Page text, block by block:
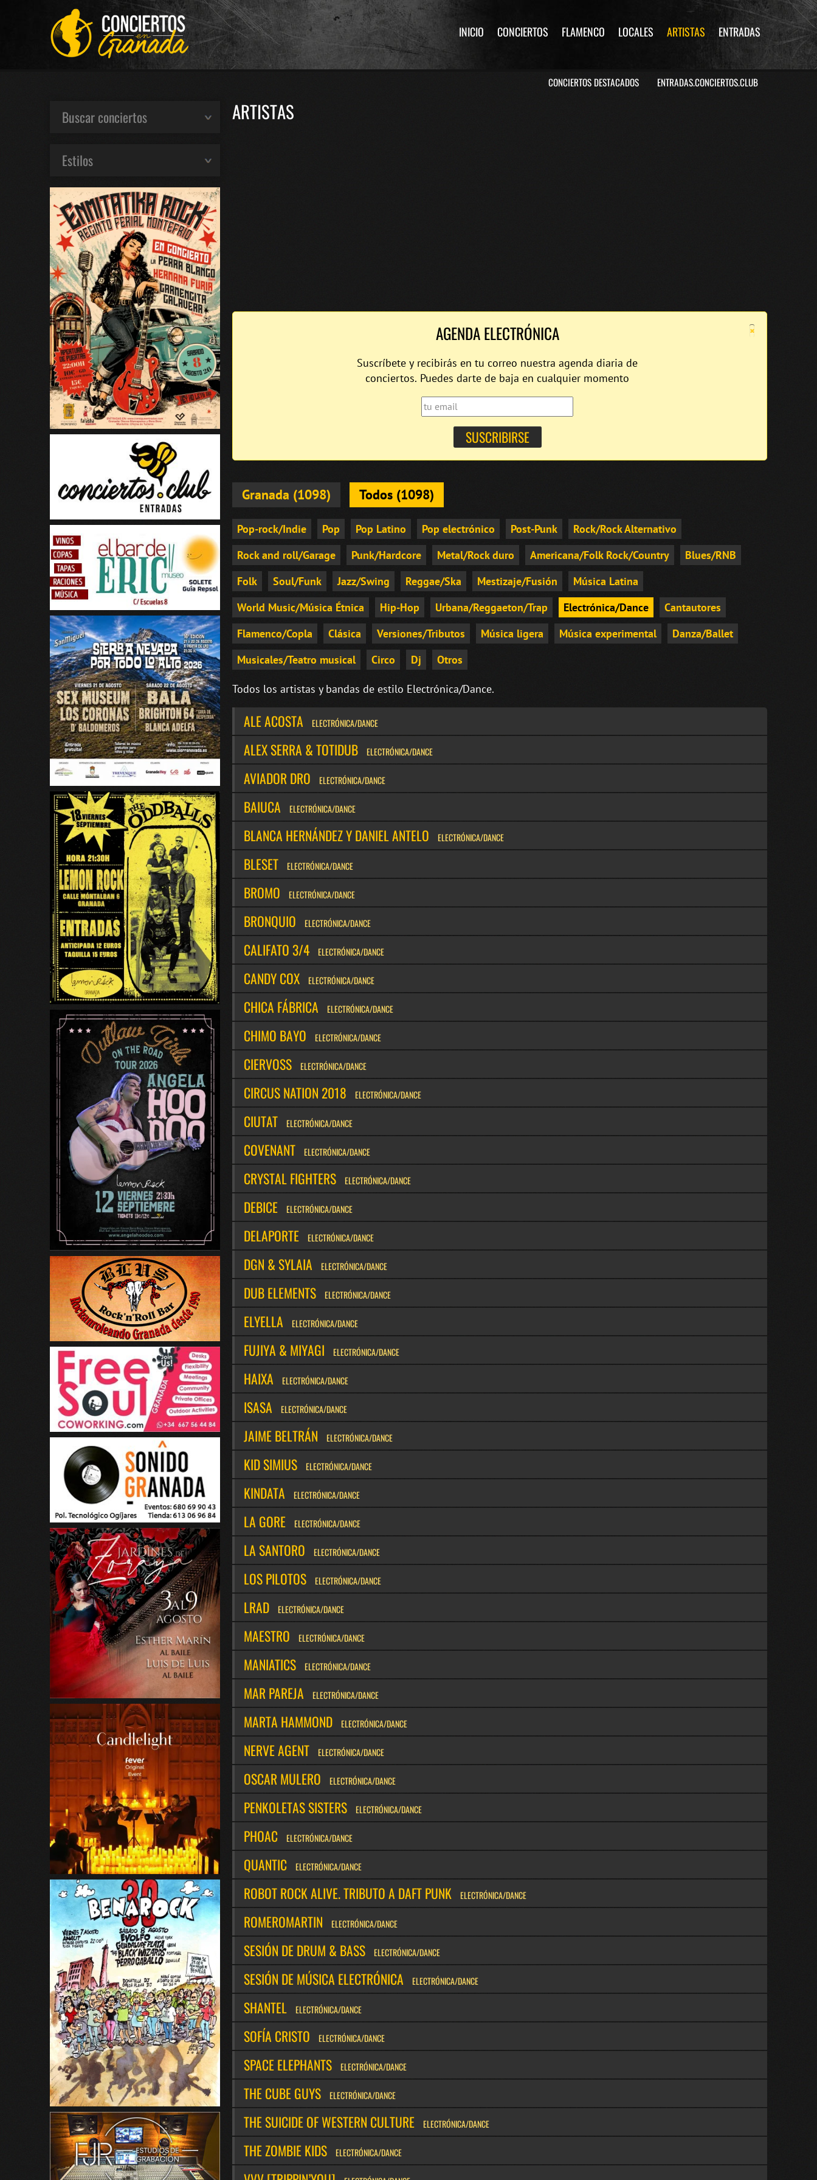
INICIO CONCIERTOS FLAMENCO LOCALES ARTISTAS ENTRADAS
CONCIERTOS DESTACADOS ENTRADAS.CONCIERTOS.CLUB
ARTISTAS
×
AGENDA ELECTRÓNICA
Suscríbete y recibirás en tu correo nuestra agenda diaria de
conciertos. Puedes darte de baja en cualquier momento
Granada (1098) Todos (1098)
Pop-rock/Indie Pop Pop Latino Pop electrónico Post-Punk
Rock/Rock Alternativo
Rock and roll/Garage
Punk/Hardcore Metal/Rock duro Americana/Folk Rock/Country
Blues/RNB
Folk
Soul/Funk Jazz/Swing Reggae/Ska Mestizaje/Fusión
Música Latina
World Music/Música Étnica
Hip-Hop Urbana/Reggaeton/Trap Electrónica/Dance
Cantautores
Flamenco/Copla
Clásica Versiones/Tributos Música ligera Música experimental
Danza/Ballet
Musicales/Teatro musical
Circo Dj Otros
Todos los artistas y bandas de estilo Electrónica/Dance.
ALE ACOSTA ELECTRÓNICA/DANCE
ALEX SERRA & TOTIDUB ELECTRÓNICA/DANCE
AVIADOR DRO ELECTRÓNICA/DANCE
BAIUCA ELECTRÓNICA/DANCE
BLANCA HERNÁNDEZ Y DANIEL ANTELO ELECTRÓNICA/DANCE
BLESET ELECTRÓNICA/DANCE
BROMO ELECTRÓNICA/DANCE
BRONQUIO ELECTRÓNICA/DANCE
CALIFATO 3/4 ELECTRÓNICA/DANCE
CANDY COX ELECTRÓNICA/DANCE
CHICA FÁBRICA ELECTRÓNICA/DANCE
CHIMO BAYO ELECTRÓNICA/DANCE
CIERVOSS ELECTRÓNICA/DANCE
CIRCUS NATION 2018 ELECTRÓNICA/DANCE
CIUTAT ELECTRÓNICA/DANCE
COVENANT ELECTRÓNICA/DANCE
CRYSTAL FIGHTERS ELECTRÓNICA/DANCE
DEBICE ELECTRÓNICA/DANCE
DELAPORTE ELECTRÓNICA/DANCE
DGN & SYLAIA ELECTRÓNICA/DANCE
DUB ELEMENTS ELECTRÓNICA/DANCE
ELYELLA ELECTRÓNICA/DANCE
FUJIYA & MIYAGI ELECTRÓNICA/DANCE
HAIXA ELECTRÓNICA/DANCE
ISASA ELECTRÓNICA/DANCE
JAIME BELTRÁN ELECTRÓNICA/DANCE
KID SIMIUS ELECTRÓNICA/DANCE
KINDATA ELECTRÓNICA/DANCE
LA GORE ELECTRÓNICA/DANCE
LA SANTORO ELECTRÓNICA/DANCE
LOS PILOTOS ELECTRÓNICA/DANCE
LRAD ELECTRÓNICA/DANCE
MAESTRO ELECTRÓNICA/DANCE
MANIATICS ELECTRÓNICA/DANCE
MAR PAREJA ELECTRÓNICA/DANCE
MARTA HAMMOND ELECTRÓNICA/DANCE
NERVE AGENT ELECTRÓNICA/DANCE
OSCAR MULERO ELECTRÓNICA/DANCE
PENKOLETAS SISTERS ELECTRÓNICA/DANCE
PHOAC ELECTRÓNICA/DANCE
QUANTIC ELECTRÓNICA/DANCE
ROBOT ROCK ALIVE. TRIBUTO A DAFT PUNK ELECTRÓNICA/DANCE
ROMEROMARTIN ELECTRÓNICA/DANCE
SESIÓN DE DRUM & BASS ELECTRÓNICA/DANCE
SESIÓN DE MÚSICA ELECTRÓNICA ELECTRÓNICA/DANCE
SHANTEL ELECTRÓNICA/DANCE
SOFÍA CRISTO ELECTRÓNICA/DANCE
SPACE ELEPHANTS ELECTRÓNICA/DANCE
THE CUBE GUYS ELECTRÓNICA/DANCE
THE SUICIDE OF WESTERN CULTURE ELECTRÓNICA/DANCE
THE ZOMBIE KIDS ELECTRÓNICA/DANCE
Buscar conciertos
Estilos